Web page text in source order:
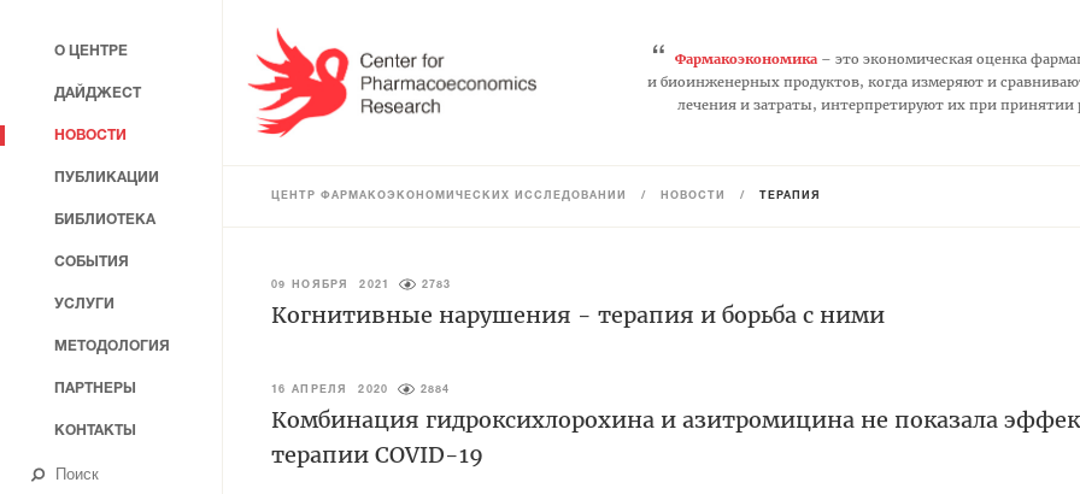
“ Фармакоэкономика– это экономическая оценка
и биоинженерных продуктов, когда измеряют и
лечения и затраты, интерпретируют их при
ЦЕНТР ФАРМАКОЭКОНОМИЧЕСКИХ ИССЛЕДОВАНИЙ / НОВОСТИ / ТЕРАПИЯ
09 НОЯБРЯ 2021 2783
Когнитивные нарушения - терапия и борьба с ними
16 АПРЕЛЯ 2020 2884
Комбинация гидроксихлорохина и азитромицина не показала
терапии COVID-19
О ЦЕНТРЕ
ДАЙДЖЕСТ
НОВОСТИ
ПУБЛИКАЦИИ
БИБЛИОТЕКА
СОБЫТИЯ
УСЛУГИ
МЕТОДОЛОГИЯ
ПАРТНЕРЫ
КОНТАКТЫ